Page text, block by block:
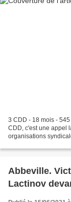
3 CDD - 18 mois -
CDD, c'est une appel
organisations
Abbeville.
Lactinov